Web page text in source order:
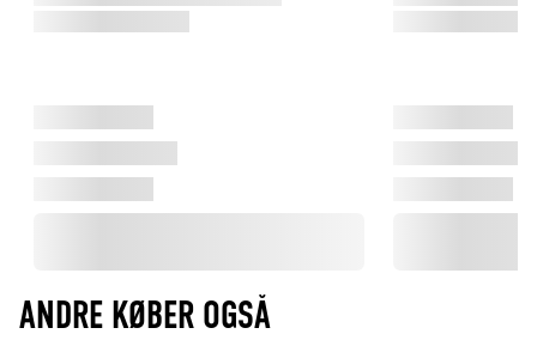
ANDRE KØBER OGSÅ